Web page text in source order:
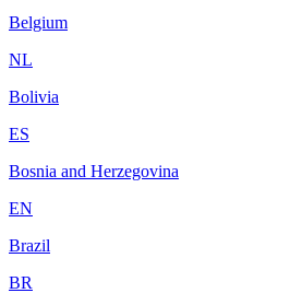
Belgium
NL
Bolivia
ES
Bosnia and Herzegovina
EN
Brazil
BR